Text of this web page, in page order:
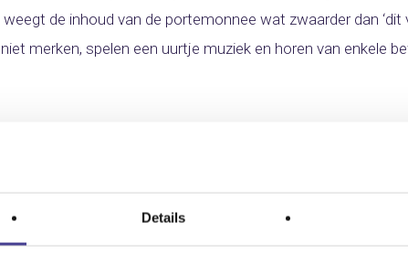
Details
de inhoud van de portemonnee wat zwaarder dan ‘dit
merken, spelen een uurtje muziek en horen van enkele
duo Komari in Diever. Alhoewel, een concert: het is een
de viering enkele intermezzo’s en we begeleiden
continu.